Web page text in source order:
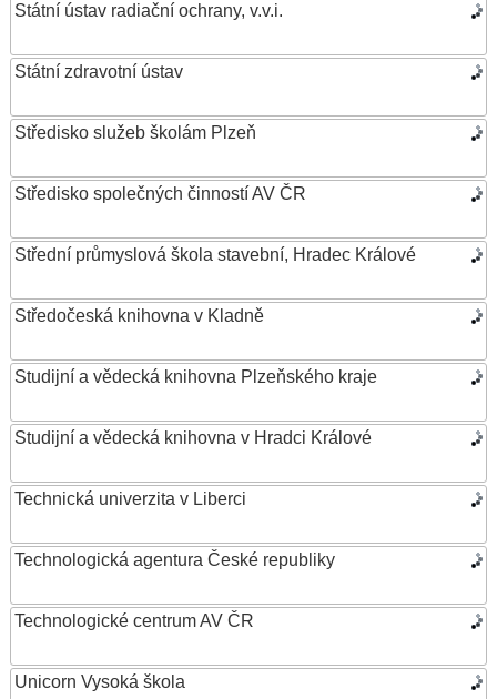
Státní ústav radiační ochrany, v.v.i.
Státní zdravotní ústav
Středisko služeb školám Plzeň
Středisko společných činností AV ČR
Střední průmyslová škola stavební, Hradec Králové
Středočeská knihovna v Kladně
Studijní a vědecká knihovna Plzeňského kraje
Studijní a vědecká knihovna v Hradci Králové
Technická univerzita v Liberci
Technologická agentura České republiky
Technologické centrum AV ČR
Unicorn Vysoká škola